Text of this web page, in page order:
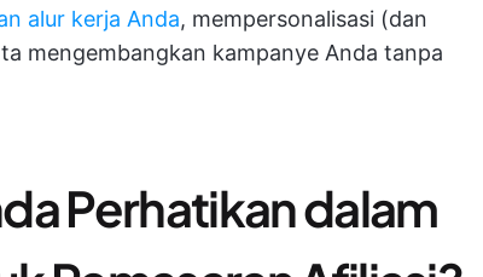
alur kerja Anda, mempersonalisasi (dan
mengembangkan kampanye Anda tanpa
Perhatikan dalam